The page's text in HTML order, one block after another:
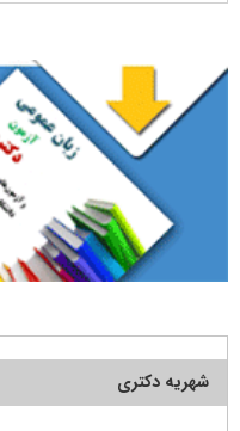
شهریه دکتری